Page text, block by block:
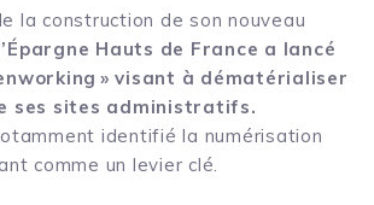
la construction de son nouveau
Hauts de France a lancé
» visant à dématérialiser
ses sites administratifs.
identifié la numérisation
comme un levier clé.